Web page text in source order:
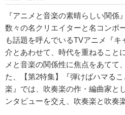
『アニメと音楽の素晴らしい関係
数々の名クリエイターと名コンポ
も話題を呼んでいるTVアニメ『
介とあわせて、時代を重ねること
メと音楽の関係性に焦点をあてて
た、【第2特集】『弾けばハマる
楽』では、吹奏楽の作・編曲家と
ンタビューを交え、吹奏楽と吹奏